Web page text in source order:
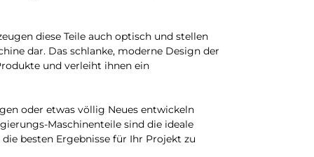
diese Teile auch optisch und stellen
dar. Das schlanke, moderne Design der
und verleiht ihnen ein
oder etwas völlig Neues entwickeln
Maschinenteile sind die ideale
besten Ergebnisse für Ihr Projekt zu